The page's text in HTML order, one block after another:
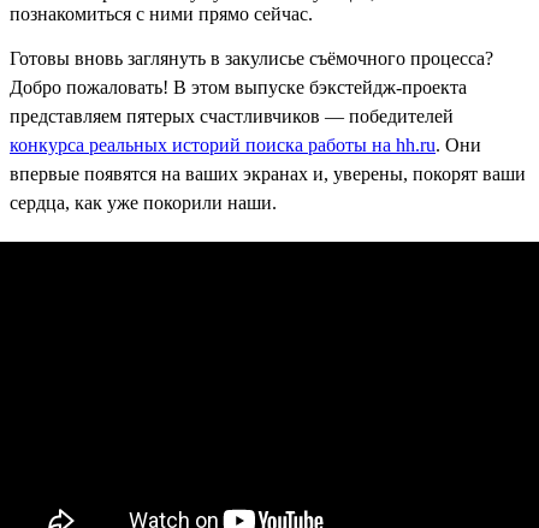
познакомиться с ними прямо сейчас.
Готовы вновь заглянуть в закулисье съёмочного процесса?
Добро пожаловать! В этом выпуске бэкстейдж-проекта
представляем пятерых счастливчиков — победителей
конкурса реальных историй поиска работы на hh.ru. Они
впервые появятся на ваших экранах и, уверены, покорят ваши
сердца, как уже покорили наши.